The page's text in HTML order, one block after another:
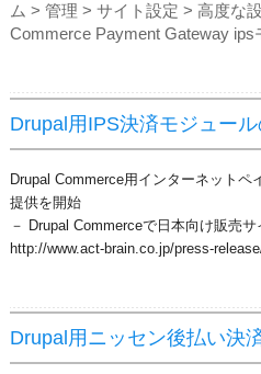
ム > 管理 > サイト設定 > 高度な
Commerce Payment Gateway ips
Drupal用IPS決済モジュー
Drupal Commerce用インターネット
提供を開始
－ Drupal Commerceで日本向け販売サ
http://www.act-brain.co.jp/press-
Drupal用ニッセン後払い決